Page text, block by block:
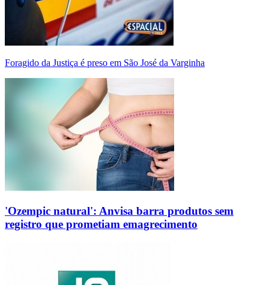
Foragido da Justiça é preso em São José da Varginha
'Ozempic natural': Anvisa barra produtos sem
registro que prometiam emagrecimento